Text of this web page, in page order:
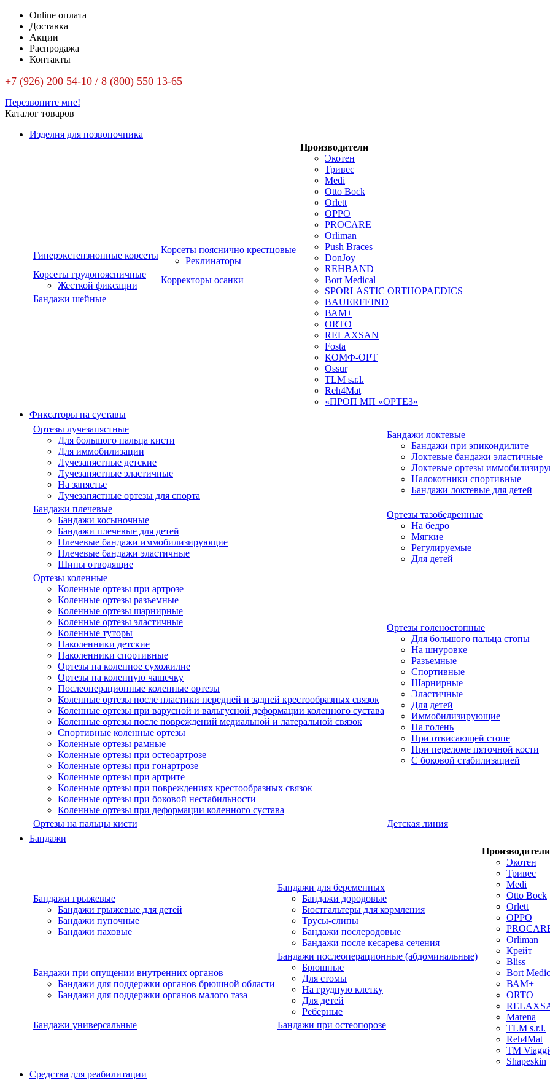
Online оплата
Доставка
Акции
Распродажа
Контакты
+7 (926) 200 54-10 / 8 (800) 550 13-65
Перезвоните мне!
Каталог товаров
Изделия для позвоночника
Гиперэкстензионные корсеты
Корсеты пояснично крестцовые
Реклинаторы
Корсеты грудопоясничные
Жесткой фиксации
Корректоры осанки
Бандажи шейные
Производители
Экотен
Тривес
Medi
Otto Bock
Orlett
OPPO
PROCARE
Orliman
Push Braces
DonJoy
REHBAND
Bort Medical
SPORLASTIC ORTHOPAEDICS
BAUERFEIND
ВАМ+
ORTO
RELAXSAN
Fosta
КОМФ-ОРТ
Ossur
TLM s.r.l.
Reh4Mat
«ПРОП МП «ОРТЕЗ»
Фиксаторы на суставы
Ортезы лучезапястные
Для большого пальца кисти
Для иммобилизации
Лучезапястные детские
Лучезапястные эластичные
На запястье
Лучезапястные ортезы для спорта
Бандажи локтевые
Бандажи при эпикондилите
Локтевые бандажи эластичные
Локтевые ортезы
Налокотники спортивные
Бандажи локтевые для детей
Бандажи плечевые
Бандажи косыночные
Бандажи плечевые для детей
Плечевые бандажи иммобилизирующие
Плечевые бандажи эластичные
Шины отводящие
Ортезы тазобедренные
На бедро
Мягкие
Регулируемые
Для детей
Ортезы коленные
Коленные ортезы при артрозе
Коленные ортезы разъемные
Коленные ортезы шарнирные
Коленные ортезы эластичные
Коленные туторы
Наколенники детские
Наколенники спортивные
Ортезы на коленное сухожилие
Ортезы на коленную чашечку
Послеоперационные коленные ортезы
Коленные ортезы после пластики передней и задней крестообразных связок
Коленные ортезы при варусной и вальгусной деформации коленного сустава
Коленные ортезы после повреждений медиальной и латеральной связок
Спортивные коленные ортезы
Коленные ортезы рамные
Коленные ортезы при остеоартрозе
Коленные ортезы при гонартрозе
Коленные ортезы при артрите
Коленные ортезы при повреждениях крестообразных связок
Коленные ортезы при боковой нестабильности
Коленные ортезы при деформации коленного сустава
Ортезы голеностопные
Для большого пальца стопы
На шнуровке
Разъемные
Спортивные
Шарнирные
Эластичные
Для детей
Иммобилизирующие
На голень
При отвисающей стопе
При переломе пяточной кости
С боковой стабилизацией
Ортезы на пальцы кисти
Детская линия
Бандажи
Бандажи грыжевые
Бандажи грыжевые для детей
Бандажи пупочные
Бандажи паховые
Бандажи для беременных
Бандажи дородовые
Бюстгальтеры для кормления
Трусы-слипы
Бандажи послеродовые
Бандажи после кесарева сечения
Бандажи при опущении внутренних органов
Бандажи для поддержки органов брюшной области
Бандажи для поддержки органов малого таза
Бандажи послеоперационные (абдоминальные)
Брюшные
Для стомы
На грудную клетку
Для детей
Реберные
Бандажи универсальные
Бандажи при остеопорозе
Производители
Экотен
Тривес
Medi
Otto Bock
Orlett
OPPO
Orliman
Крейт
Bliss
Bort
ВАМ+
ORTO
Marena
TLM s.r.l.
Reh4Mat
TM
Shapeskin
Средства для реабилитации